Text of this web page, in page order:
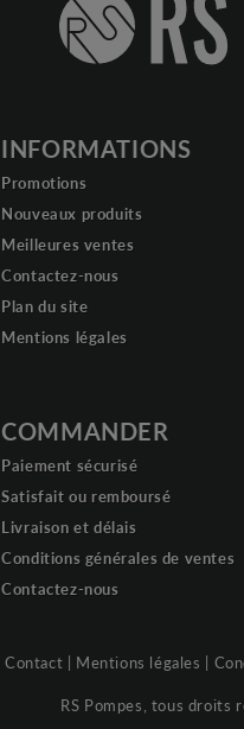
INFORMATIONS
Promotions
Nouveaux produits
Meilleures ventes
Contactez-nous
Plan du site
Mentions légales
COMMANDER
Paiement sécurisé
Satisfait ou remboursé
Livraison et délais
Conditions générales de ventes
Contactez-nous
Contact | Mentions légales |
RS Pompes, tous droits